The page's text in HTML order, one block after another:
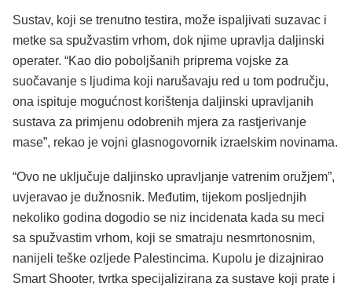
Sustav, koji se trenutno testira, može ispaljivati suzavac i
metke sa spužvastim vrhom, dok njime upravlja daljinski
operater. “Kao dio poboljšanih priprema vojske za
suočavanje s ljudima koji narušavaju red u tom području,
ona ispituje mogućnost korištenja daljinski upravljanih
sustava za primjenu odobrenih mjera za rastjerivanje
mase”, rekao je vojni glasnogovornik izraelskim novinama.
“Ovo ne uključuje daljinsko upravljanje vatrenim oružjem”,
uvjeravao je dužnosnik. Međutim, tijekom posljednjih
nekoliko godina dogodio se niz incidenata kada su meci
sa spužvastim vrhom, koji se smatraju nesmrtonosnim,
nanijeli teške ozljede Palestincima. Kupolu je dizajnirao
Smart Shooter, tvrtka specijalizirana za sustave koji prate i